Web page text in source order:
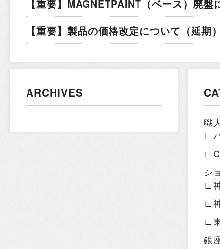
【重要】MAGNETPAINT（ベース）廃
【重要】製品の価格改定について（延期
ARCHIVES
職
∟
シ
∟
∟
∟
銀